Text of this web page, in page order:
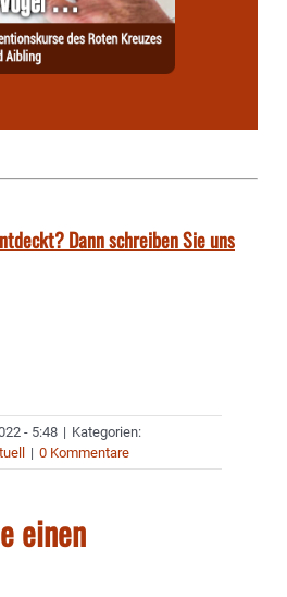
Dann schreiben Sie uns
- 5:48 | Kategorien:
| 0 Kommentare
einen